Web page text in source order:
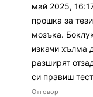
май 2025,
прошка за
мозъка.
изкачи хълма
разширят
си правиш
Отговор